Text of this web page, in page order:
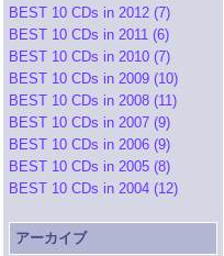
BEST 10 CDs in 2012 (7)
BEST 10 CDs in 2011 (6)
BEST 10 CDs in 2010 (7)
BEST 10 CDs in 2009 (10)
BEST 10 CDs in 2008 (11)
BEST 10 CDs in 2007 (9)
BEST 10 CDs in 2006 (9)
BEST 10 CDs in 2005 (8)
BEST 10 CDs in 2004 (12)
アーカイブ